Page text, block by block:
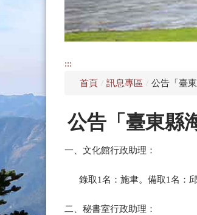
:::
首頁 / 訊息專區 / 公告「臺
公告「臺東縣
一、文化館行政助理：
錄取1名：施聿。備取1名：邱
二、秘書室行政助理：